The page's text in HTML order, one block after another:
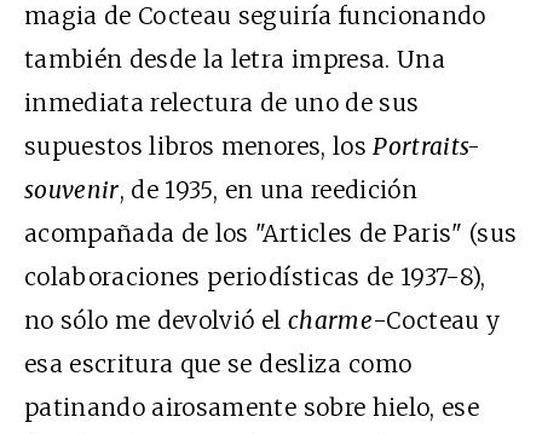
magia de Cocteau seguiría funcionando
también desde la letra impresa. Una
inmediata relectura de uno de sus
supuestos libros menores, losPortraits-
souvenir, de 1935, en una reedición
acompañada de los "Articles de Paris" (sus
colaboraciones periodísticas de 1937-8),
no sólo me devolvió el charme-Cocteau y
esa escritura que se desliza como
patinando airosamente sobre hielo, ese